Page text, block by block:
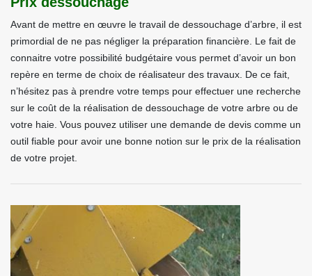
Avant de mettre en œuvre le travail de dessouchage d’arbre, il est
primordial de ne pas négliger la préparation financière. Le fait de
connaitre votre possibilité budgétaire vous permet d’avoir un bon
repère en terme de choix de réalisateur des travaux. De ce fait,
n’hésitez pas à prendre votre temps pour effectuer une recherche
sur le coût de la réalisation de dessouchage de votre arbre ou de
votre haie. Vous pouvez utiliser une demande de devis comme un
outil fiable pour avoir une bonne notion sur le prix de la réalisation
de votre projet.